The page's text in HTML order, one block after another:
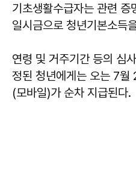
기초생활수급자는 관련 증
일시금으로 청년기본소득
연령 및 거주기간 등의 심
정된 청년에게는 오는 7
(모바일)가 순차 지급된다.